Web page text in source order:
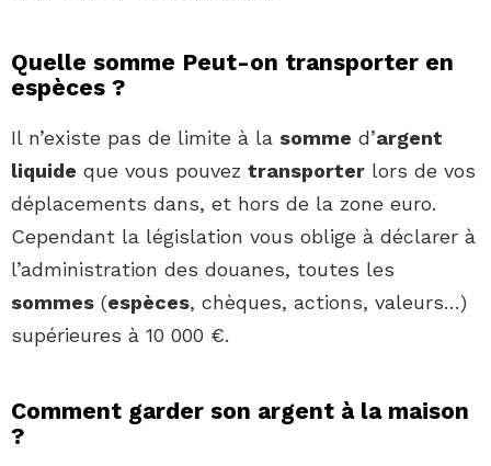
Quelle somme Peut-on transporter en
espèces ?
Il n’existe pas de limite à la somme d’argent
liquide que vous pouvez transporter lors de vos
déplacements dans, et hors de la zone euro.
Cependant la législation vous oblige à déclarer à
l’administration des douanes, toutes les
sommes (espèces, chèques, actions, valeurs…)
supérieures à 10 000 €.
Comment garder son argent à la maison
?